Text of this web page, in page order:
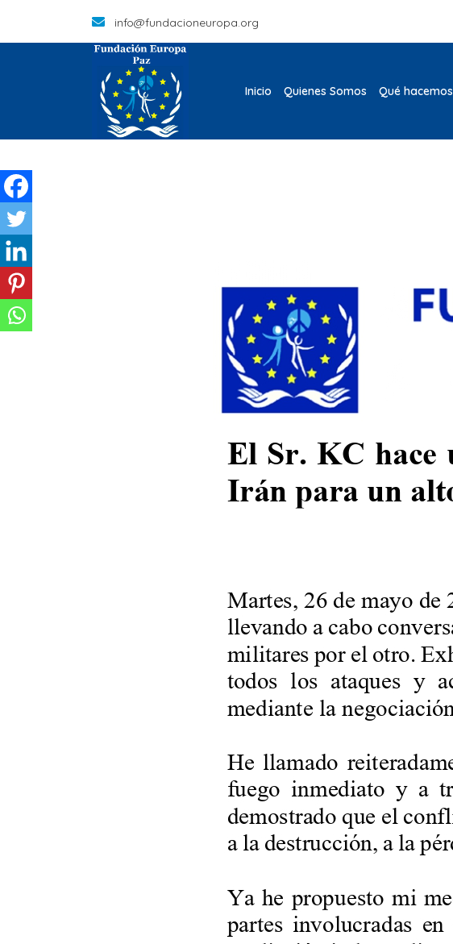
info@fundacioneuropa.org
Inicio Quienes Somos Qué hacemos